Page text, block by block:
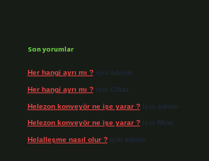
Son yorumlar
Her hangi ayrı mı ?için admin
Her hangi ayrı mı ?için Cihat
Helezon konveyör ne işe yarar ?için admin
Helezon konveyör ne işe yarar ?için Mine
Helalleşme nasıl olur ?için admin